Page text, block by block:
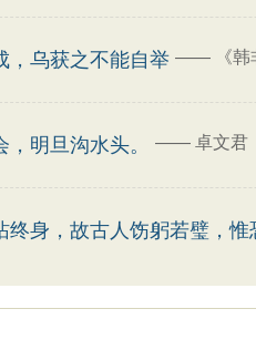
，乌获之不能自举 —— 《
明旦沟水头。 —— 卓文君
终身，故古人饬躬若璧，惟